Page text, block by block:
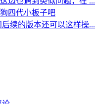
四代小板子吧
续的版本还可以这样操...